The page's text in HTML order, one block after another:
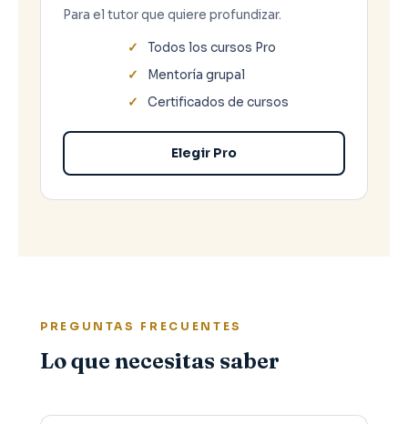
Para el tutor que quiere profundizar.
Todos los cursos Pro
Mentoría grupal
Certificados de cursos
Elegir Pro
PREGUNTAS FRECUENTES
Lo que necesitas saber